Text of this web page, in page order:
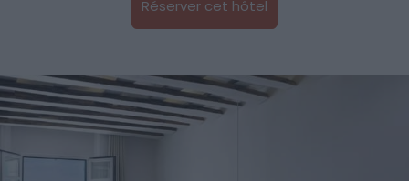
Réserver cet hôtel